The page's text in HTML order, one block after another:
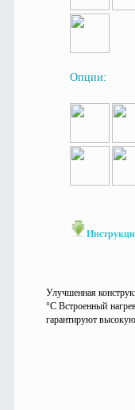
Опции:
Улучшенная
°С Встроенный
гарантируют